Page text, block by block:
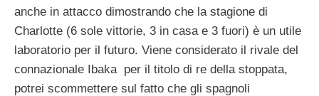
anche in attacco dimostrando che la stagione di
Charlotte (6 sole vittorie, 3 in casa e 3 fuori) è un utile
laboratorio per il futuro. Viene considerato il rivale del
connazionale Ibaka per il titolo di re della stoppata,
potrei scommettere sul fatto che gli spagnoli